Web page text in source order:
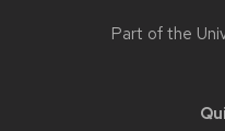
Part of the